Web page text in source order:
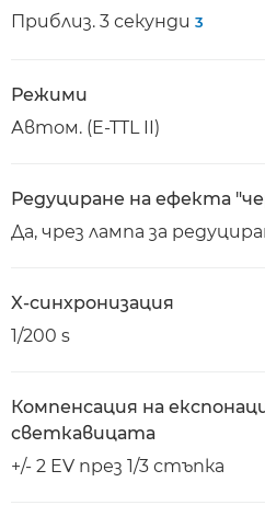
Приблиз. 3 секунди 3
Режими
Автом. (E-TTL II)
Редуциране на ефекта
Да, чрез лампа за
X-синхронизация
1/200 s
Компенсация на
светкавицата
+/- 2 EV през 1/3 стъпка